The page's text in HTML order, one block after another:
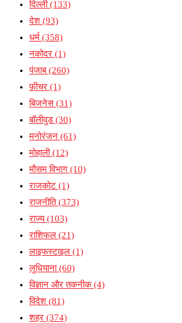
दिल्ली(133)
देश (93)
धर्म (358)
नकोदर (1)
पंजाब(260)
फ़ीचर (1)
बिजनेस(31)
बॉलीवुड(30)
मनोरंजन (61)
मोहाली(12)
मौसम विभाग (10)
राजकोट (1)
राजनीति(373)
राज्य(103)
राशिफल (21)
लाइफस्टाइल (1)
लुधियाना(60)
विज्ञान और तकनीक(4)
विदेश (81)
शहर (374)